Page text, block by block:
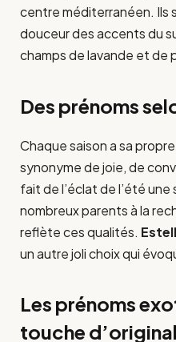
centre méditerranéen. Ils
douceur des accents du
champs de lavande et de
Des prénoms
Chaque saison a sa
synonyme de joie, de
fait de l’éclat de l’été
nombreux parents à la
reflète ces qualités.
un autre joli choix qui
Les prénoms
touche